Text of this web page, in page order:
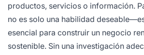
productos, servicios o información.
no es solo una habilidad
esencial para construir un negocio
sostenible. Sin una investigación